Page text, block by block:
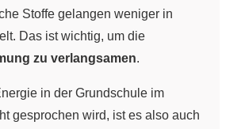
Stoffe gelangen weniger in
Das ist wichtig, um die
zu verlangsamen.
in der Grundschule im
gesprochen wird, ist es also auch